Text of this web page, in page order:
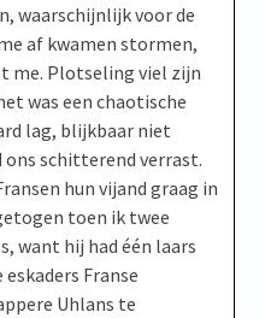
waarschijnlijk voor de
af kwamen stormen,
me. Plotseling viel zijn
was een chaotische
lag, blijkbaar niet
ons schitterend verrast.
hun vijand graag in
toen ik twee
want hij had één laars
Franse
Uhlans te